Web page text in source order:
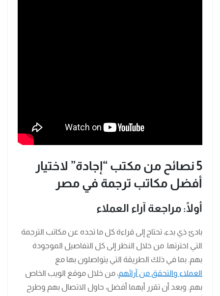
5 نصائح من مكتب “إجادة” لاختيار
أفضل مكاتب ترجمة في مصر
أولًا: مراجعة آراء العملاء
بادئ ذي بدء، تحتاج إلى قراءة كل ما تجده عن مكاتب الترجمة
التي اخترتها. من خلال النظر إلى كل التفاصيل الموجودة
بهم. بما في ذلك الطريقة التي يتواصلون بها مع
العملاء والتحقق من آرائهم، من خلال موقع الويب الخاص
بهم. وبعد أن تقرر أيهما أفضل، حاول الاتصال بهم وطرح